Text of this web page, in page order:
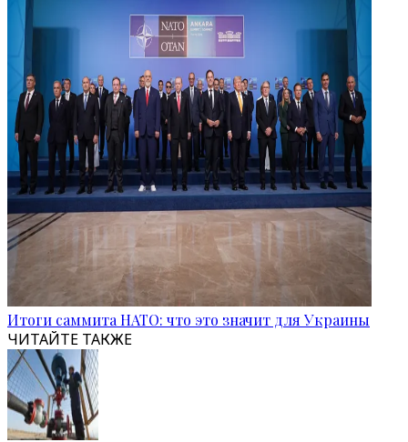
Итоги саммита НАТО: что это значит для Украины
ЧИТАЙТЕ ТАКЖЕ